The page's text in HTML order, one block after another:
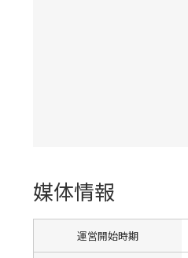
媒体情報
運営開始時期